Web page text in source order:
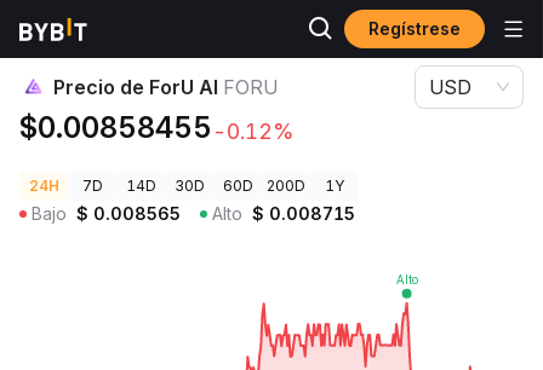
Regístrese
Precios de Criptomonedas Precio de ForU AI FORU
Precio de ForU AI FORU
$0.00858455 -0.12%
USD
24H 7D 14D 30D 60D 200D 1Y
Bajo $ 0.008565 Alto $ 0.008715